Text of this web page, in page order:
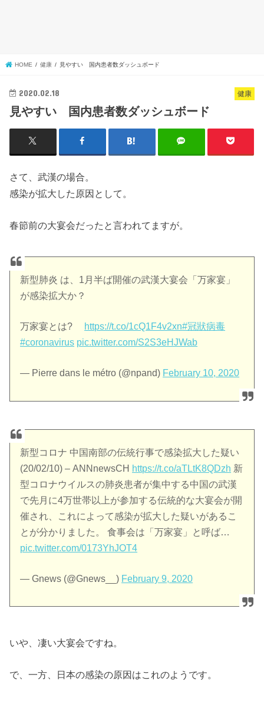
HOME 健康 見やすい 国内患者数ダッシュボード
健康
2020.02.18
見やすい 国内患者数ダッシュボード
さて、武漢の場合。
感染が拡大した原因として。
春節前の大宴会だったと言われてますが。
新型肺炎 は、1月半ば開催の武漢大宴会「万家宴」
が感染拡大か？
万家宴とは? https://t.co/1cQ1F4v2xn#冠狀病毒
#coronavirus pic.twitter.com/S2S3eHJWab
— Pierre dans le métro (@npand) February 10, 2020
新型コロナ 中国南部の伝統行事で感染拡大した疑い
(20/02/10) – ANNnewsCH https://t.co/aTLtK8QDzh 新
型コロナウイルスの肺炎患者が集中する中国の武漢
で先月に4万世帯以上が参加する伝統的な大宴会が開
催され、これによって感染が拡大した疑いがあるこ
とが分かりました。 食事会は「万家宴」と呼ば…
pic.twitter.com/0173YhJOT4
— Gnews (@Gnews__) February 9, 2020
いや、凄い大宴会ですね。
で、一方、日本の感染の原因はこれのようです。